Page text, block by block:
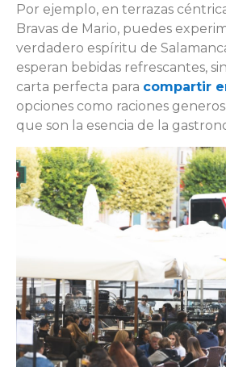
Por ejemplo, en terrazas
Bravas de Mario, puedes
verdadero espíritu de
esperan bebidas refrescantes,
carta perfecta para compartir
opciones como raciones
que son la esencia de la